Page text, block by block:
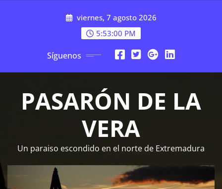
viernes, 7 agosto 2026
5:53:01 PM
Síguenos
PASARÓN DE LA
VERA
Un paraiso escondido en el norte de Extremadura